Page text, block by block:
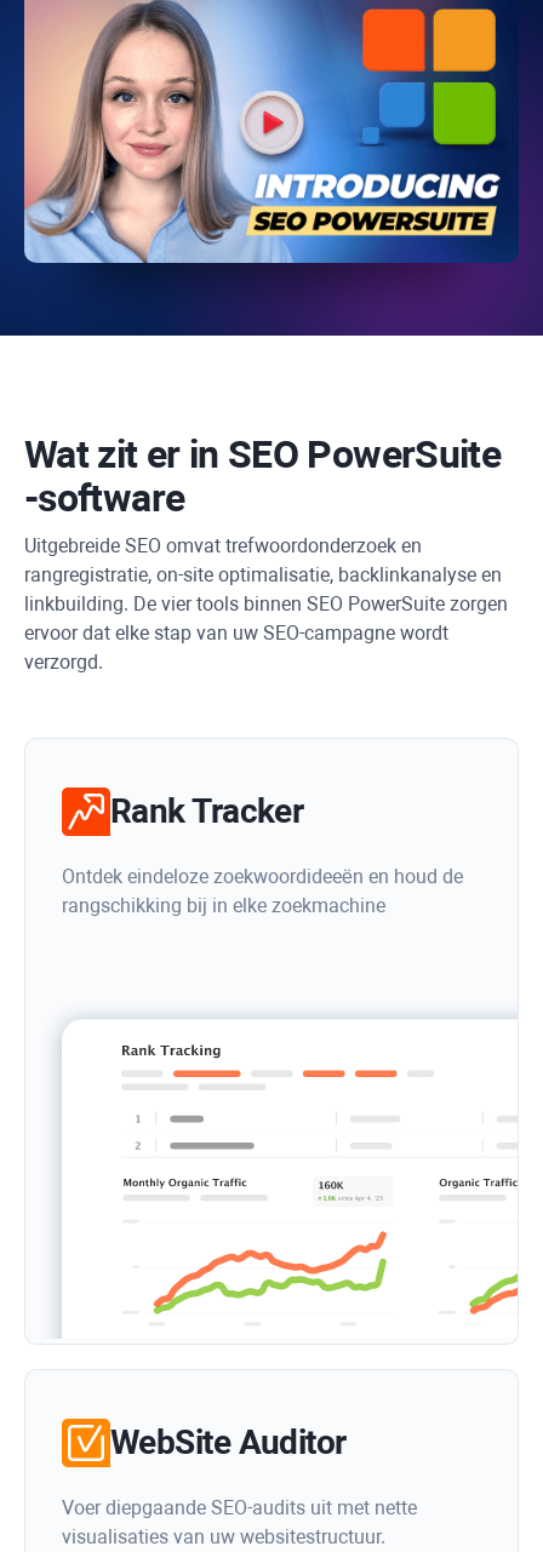
Wat zit er in SEO PowerSuite
-software
Uitgebreide SEO omvat trefwoordonderzoek en
rangregistratie, on-site optimalisatie, backlinkanalyse en
linkbuilding. De vier tools binnen SEO PowerSuite zorgen
ervoor dat elke stap van uw SEO-campagne wordt
verzorgd.
Rank Tracker
Ontdek eindeloze zoekwoordideeën en houd de
rangschikking bij in elke zoekmachine
WebSite Auditor
Voer diepgaande SEO-audits uit met nette
visualisaties van uw websitestructuur.